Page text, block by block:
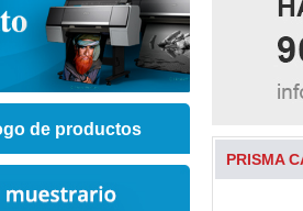
PRISMA
de productos